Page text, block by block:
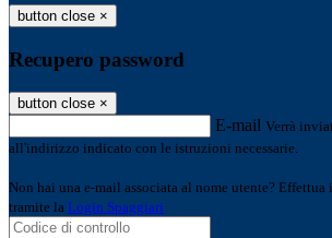
button close ×
Recupero password
button close ×
E-mail Verrà
all'indirizzo indicato con le istruzioni necessarie.
Non hai una e-mail associata al nome utente? Effettua
tramite la Login Spaggiari